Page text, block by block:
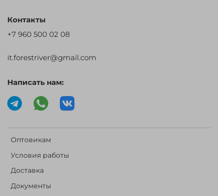
Оптовикам
Условия работы
Доставка
Документы
Контакты
+7 960 500 02 08
it.forestriver@gmail.com
Написать нам: